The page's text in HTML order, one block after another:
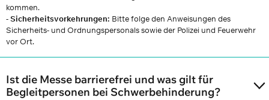
kommen.
-Sicherheitsvorkehrungen: Bitte folge den Anweisungen des
Sicherheits- und Ordnungspersonals sowie der Polizei und Feuerwehr
vor Ort.
Ist die Messe barrierefrei und was gilt für
Begleitpersonen bei Schwerbehinderung?